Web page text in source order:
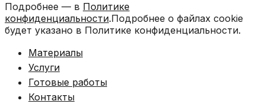
Подробнее — в Политике
конфиденциальности.Подробнее о файлах cookie
будет указано в Политике конфиденциальности.
Материалы
Услуги
Готовые работы
Контакты